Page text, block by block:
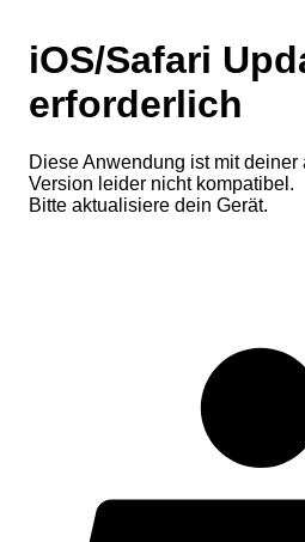
iOS/Safari
erforderlich
Diese Anwendung ist mit
Version leider nicht kompatibel.
Bitte aktualisiere dein Gerät.